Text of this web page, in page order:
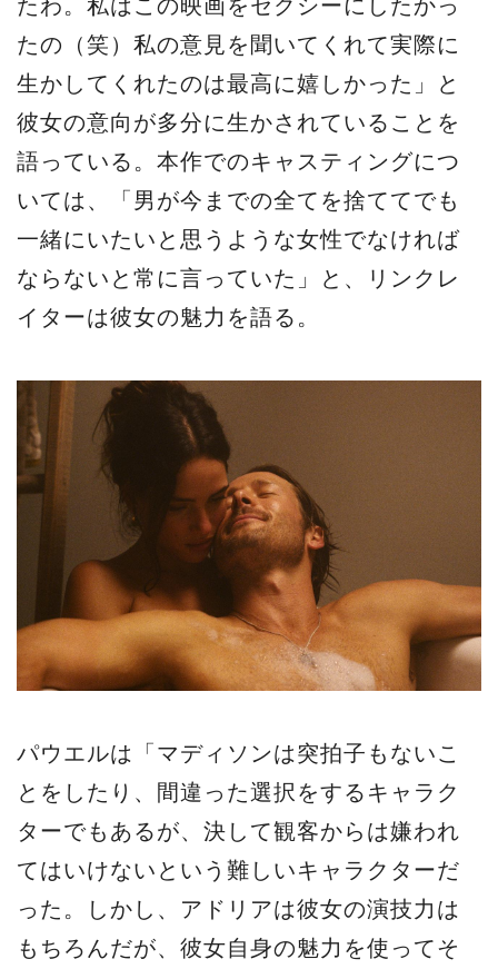
たわ。私はこの映画をセクシーにしたかっ
たの（笑）私の意見を聞いてくれて実際に
生かしてくれたのは最高に嬉しかった」と
彼女の意向が多分に生かされていることを
語っている。本作でのキャスティングにつ
いては、「男が今までの全てを捨ててでも
一緒にいたいと思うような女性でなければ
ならないと常に言っていた」と、リンクレ
イターは彼女の魅力を語る。
パウエルは「マディソンは突拍子もないこ
とをしたり、間違った選択をするキャラク
ターでもあるが、決して観客からは嫌われ
てはいけないという難しいキャラクターだ
った。しかし、アドリアは彼女の演技力は
もちろんだが、彼女自身の魅力を使ってそ